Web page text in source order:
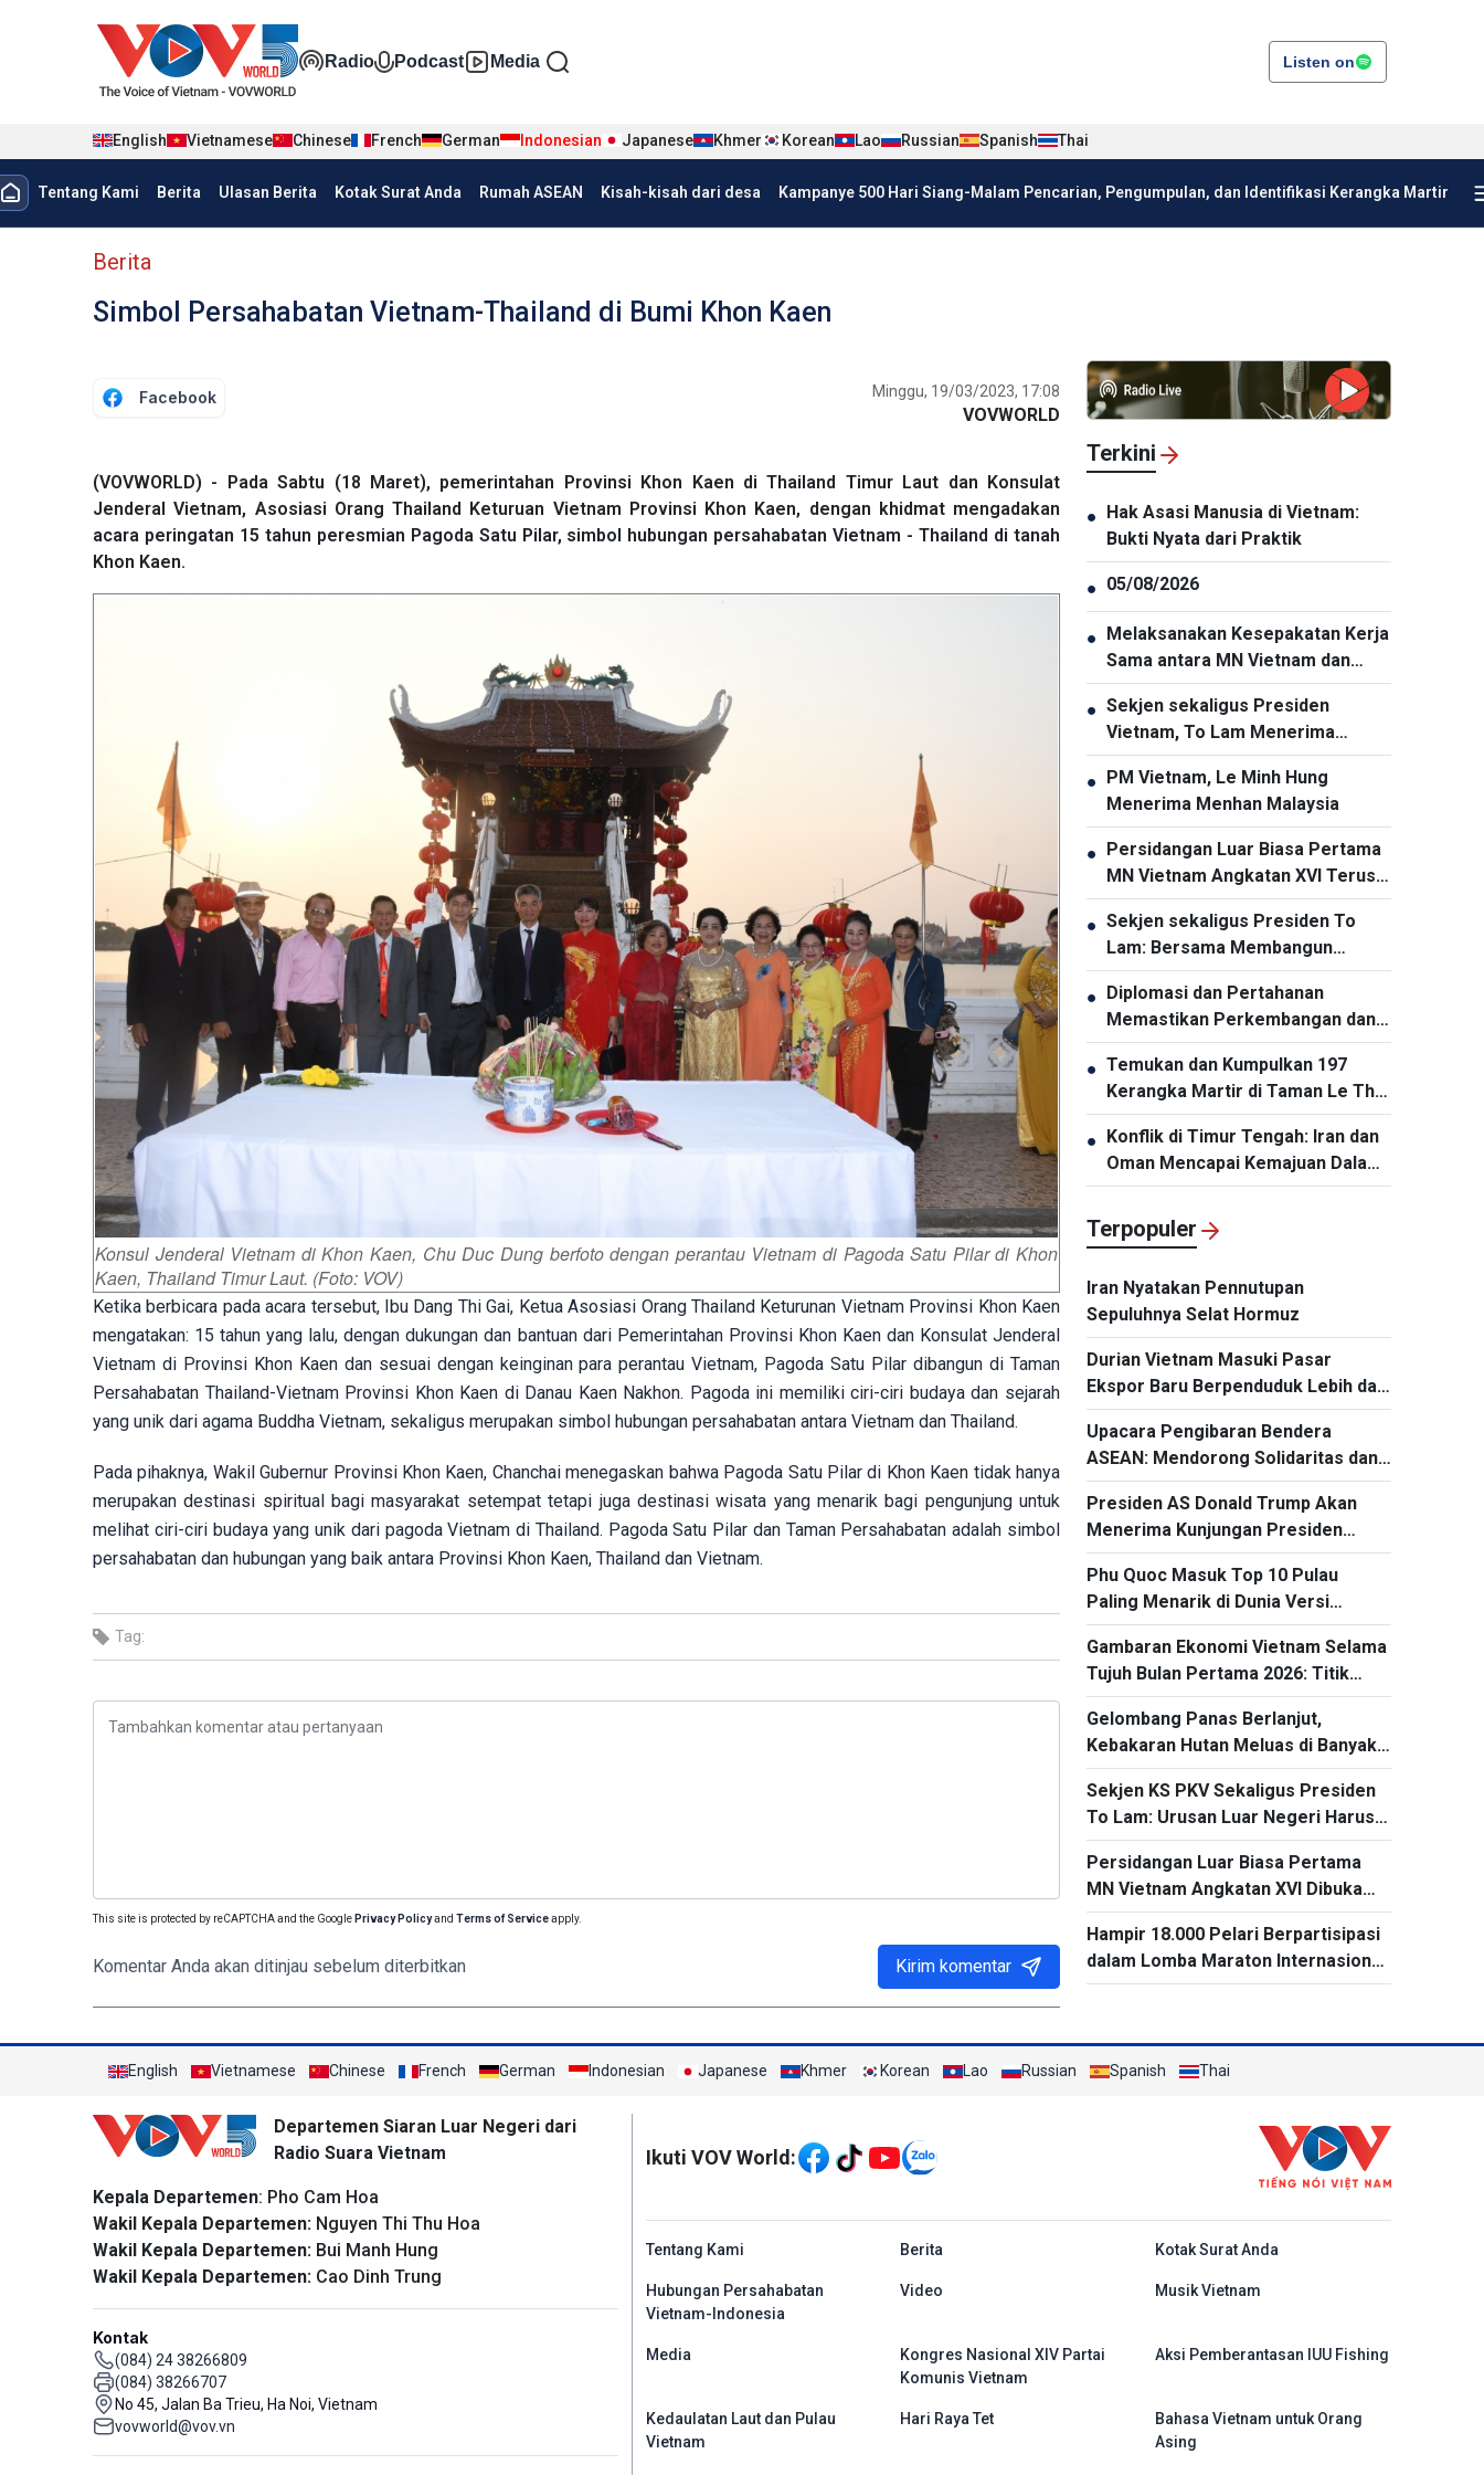
Đa phương tiện tiếng Indo
Radio Podcast Media Listen on
English Vietnamese Chinese French German Indonesian Japanese Khmer Korean Lao Russian Spanish Thai
menu trang chủ tiếng Indo
Tentang Kami Berita Ulasan Berita Kotak Surat Anda Rumah ASEAN Kisah-kisah dari desa Kampanye 500 Hari Siang-Malam Pencarian, Pengumpulan, dan Identifikasi Kerangka Martir
menu phụ tiếng Indo
Berita
Simbol Persahabatan Vietnam-Thailand di Bumi Khon Kaen
Facebook Minggu, 19/03/2023, 17:08
VOVWORLD
(VOVWORLD) - Pada Sabtu (18 Maret), pemerintahan Provinsi Khon Kaen di Thailand Timur Laut dan Konsulat
Jenderal Vietnam, Asosiasi Orang Thailand Keturuan Vietnam Provinsi Khon Kaen, dengan khidmat mengadakan
acara peringatan 15 tahun peresmian Pagoda Satu Pilar, simbol hubungan persahabatan Vietnam - Thailand di tanah
Khon Kaen.
Konsul Jenderal Vietnam di Khon Kaen, Chu Duc Dung berfoto dengan perantau Vietnam di Pagoda Satu Pilar di Khon
Kaen, Thailand Timur Laut. (Foto: VOV)
Ketika berbicara pada acara tersebut, Ibu Dang Thi Gai, Ketua Asosiasi Orang Thailand Keturunan Vietnam Provinsi Khon Kaen
mengatakan: 15 tahun yang lalu, dengan dukungan dan bantuan dari Pemerintahan Provinsi Khon Kaen dan Konsulat Jenderal
Vietnam di Provinsi Khon Kaen dan sesuai dengan keinginan para perantau Vietnam, Pagoda Satu Pilar dibangun di Taman
Persahabatan Thailand-Vietnam Provinsi Khon Kaen di Danau Kaen Nakhon. Pagoda ini memiliki ciri-ciri budaya dan sejarah
yang unik dari agama Buddha Vietnam, sekaligus merupakan simbol hubungan persahabatan antara Vietnam dan Thailand.
Pada pihaknya, Wakil Gubernur Provinsi Khon Kaen, Chanchai menegaskan bahwa Pagoda Satu Pilar di Khon Kaen tidak hanya
merupakan destinasi spiritual bagi masyarakat setempat tetapi juga destinasi wisata yang menarik bagi pengunjung untuk
melihat ciri-ciri budaya yang unik dari pagoda Vietnam di Thailand. Pagoda Satu Pilar dan Taman Persahabatan adalah simbol
persahabatan dan hubungan yang baik antara Provinsi Khon Kaen, Thailand dan Vietnam.
Tag:
This site is protected by reCAPTCHA and the Google Privacy Policyand Terms of Serviceapply.
Komentar Anda akan ditinjau sebelum diterbitkan Kirim komentar
Terkini
● Hak Asasi Manusia di Vietnam:
Bukti Nyata dari Praktik
● 05/08/2026
● Melaksanakan Kesepakatan Kerja
Sama antara MN Vietnam dan
Parlemen Thailand Secara Efektif
● Sekjen sekaligus Presiden
Vietnam, To Lam Menerima
Dubes Malaysia untuk Vietnam
yang Berpamitan
● PM Vietnam, Le Minh Hung
Menerima Menhan Malaysia
● Persidangan Luar Biasa Pertama
MN Vietnam Angkatan XVI Terus
Berlangsung
● Sekjen sekaligus Presiden To
Lam: Bersama Membangun
Komunitas ASEAN yang Bersatu
dan Tangguh
● Diplomasi dan Pertahanan
Memastikan Perkembangan dan
Integrasi Vietnam
● Temukan dan Kumpulkan 197
Kerangka Martir di Taman Le Thi
Rieng
● Konflik di Timur Tengah: Iran dan
Oman Mencapai Kemajuan Dalam
Negosiasi untuk Pembukaan
Kembali Selat Hormuz
Terpopuler
Iran Nyatakan Pennutupan
Sepuluhnya Selat Hormuz
Durian Vietnam Masuki Pasar
Ekspor Baru Berpenduduk Lebih dari
Satu Miliar Jiwa
Upacara Pengibaran Bendera
ASEAN: Mendorong Solidaritas dan
Kerja Sama demi Masa Depan
Kawasan
Presiden AS Donald Trump Akan
Menerima Kunjungan Presiden
Ukraina Volodymyr Zelensky
Phu Quoc Masuk Top 10 Pulau
Paling Menarik di Dunia Versi
Expedia1
Gambaran Ekonomi Vietnam Selama
Tujuh Bulan Pertama 2026: Titik
Cerah dari kegiatan Ekspor dan
Impor
Gelombang Panas Berlanjut,
Kebakaran Hutan Meluas di Banyak
Negara Eropa
Sekjen KS PKV Sekaligus Presiden
To Lam: Urusan Luar Negeri Harus
Mengubah Kerangka Kerja Sama
Menjadi Proyek-Proyek Konkret dan
Menganggap Efektivitas yang
Substansial sebagai Tolok Ukur
Persidangan Luar Biasa Pertama
MN Vietnam Angkatan XVI Dibuka
pada 3 Agustus
Hampir 18.000 Pelari Berpartisipasi
dalam Lomba Maraton Internasional
Warisan Ha Long 2026
English Vietnamese Chinese French German Indonesian Japanese Khmer Korean Lao Russian Spanish Thai
Departemen Siaran Luar Negeri dari
Radio Suara Vietnam
Kepala Departemen: Pho Cam Hoa
Wakil Kepala Departemen: Nguyen Thi Thu Hoa
Wakil Kepala Departemen: Bui Manh Hung
Wakil Kepala Departemen: Cao Dinh Trung
Kontak
(084) 24 38266809
(084) 38266707
No 45, Jalan Ba Trieu, Ha Noi, Vietnam
vovworld@vov.vn
Mạng xã hội
Ikuti VOV World:
menu footer tiếng Indo
Tentang Kami Berita Kotak Surat Anda
Hubungan Persahabatan
Vietnam-Indonesia
Video Musik Vietnam
Media
Kongres Nasional XIV Partai
Komunis Vietnam
Aksi Pemberantasan IUU Fishing
Kedaulatan Laut dan Pulau
Vietnam
Hari Raya Tet
Bahasa Vietnam untuk Orang
Asing